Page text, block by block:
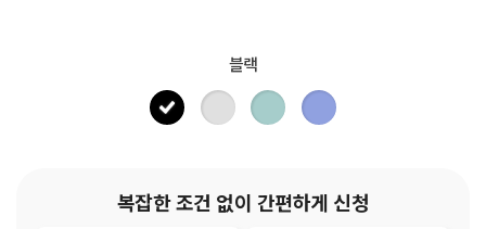
블랙
복잡한 조건 없이 간편하게 신청